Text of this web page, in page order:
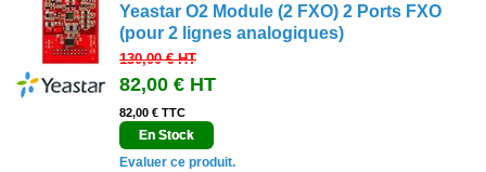
Yeastar O2 Module (2 FXO) 2 Ports FXO
(pour 2 lignes analogiques)
130,00 €HT
82,00 € HT
82,00 € TTC
En Stock
Evaluer ce produit.